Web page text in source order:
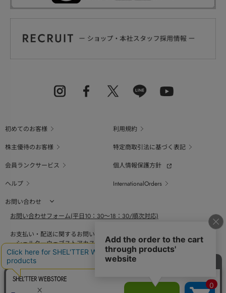
初めてのお客様
利用規約
株主優待のお客様
特定商取引法に基づく表記
会員ランクサービス
個人情報保護方針
ヘルプ
InternationalOrders
お問い合わせ
お問い合わせフォーム(平日10：30～18：30/順次対応)
お支払い・配送に関するお問い合わせ（平日10：30～18：00）
シェルターウェブストアカスタマーセンター
0800-123-6820
商品の素材、サイズ、仕様等に関するお問い合せ（平日10：30～18：00）
バロックジャパンリミテッドコールセンター
03-6730-9191